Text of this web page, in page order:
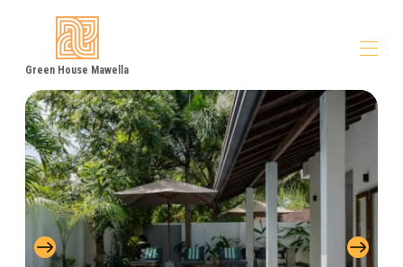
Green House Mawella
家
概要
地図
ギャラリー
料金
可用性
レビュー
接触